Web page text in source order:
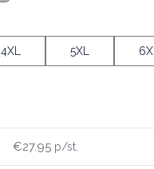
4XL 5XL 6XL
€27.95